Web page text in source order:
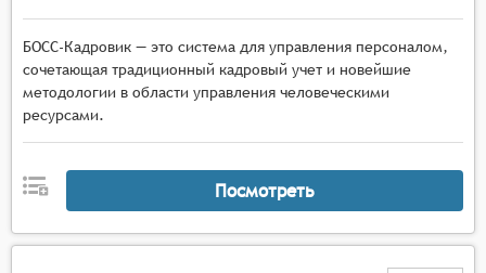
БОСС-Кадровик — это система для управления персоналом,
сочетающая традиционный кадровый учет и новейшие
методологии в области управления человеческими
ресурсами.
Посмотреть